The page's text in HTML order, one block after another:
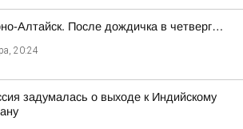
Алтайск. После дождичка в четверг…
20:24
задумалась о выходе к Индийскому